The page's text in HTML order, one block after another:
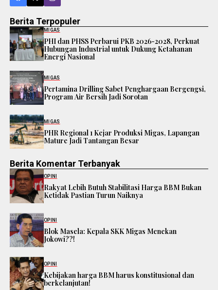
Berita Terpopuler
MIGAS
PHI dan PHSS Perbarui PKB 2026-2028, Perkuat
Hubungan Industrial untuk Dukung Ketahanan
Energi Nasional
MIGAS
Pertamina Drilling Sabet Penghargaan Bergengsi,
Program Air Bersih Jadi Sorotan
MIGAS
PHR Regional 1 Kejar Produksi Migas, Lapangan
Mature Jadi Tantangan Besar
Berita Komentar Terbanyak
OPINI
Rakyat Lebih Butuh Stabilitasi Harga BBM Bukan
Ketidak Pastian Turun Naiknya
OPINI
Blok Masela: Kepala SKK Migas Menekan
Jokowi??!
OPINI
Kebijakan harga BBM harus konstitusional dan
berkelanjutan!